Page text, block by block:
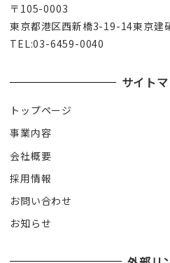
〒105-0003
東京都港区西新橋3-19-14東京建
TEL:03-6459-0040
サイト
トップページ
事業内容
会社概要
採用情報
お問い合わせ
お知らせ